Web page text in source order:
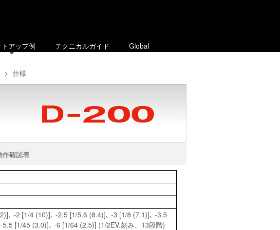
アップ例 テクニカルガイド Global
> 仕様
作確認表
､ -2 [1/4 (10)]､ -2.5 [1/5.6 (8.4)]､ -3 [1/8 (7.1)]､ -3.5
[1/45 (3.0)]､ -6 [1/64 (2.5)] (1/2EV.刻み、13段階)